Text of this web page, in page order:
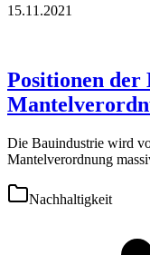
15.11.2021
Positionen
Die Bauindustrie wird
Mantelverordnung
Nachhaltigkeit